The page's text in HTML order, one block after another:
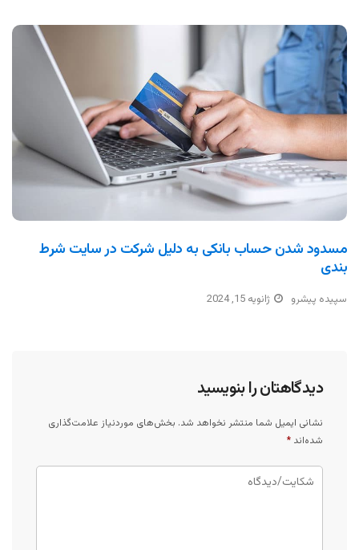
مسدود شدن حساب بانکی به دلیل شرکت در سایت شرط
بندی
سپیده پیشرو ژانویه 15, 2024
دیدگاهتان را بنویسید
نشانی ایمیل شما منتشر نخواهد شد. بخش‌های موردنیاز علامت‌گذاری
شده‌اند *